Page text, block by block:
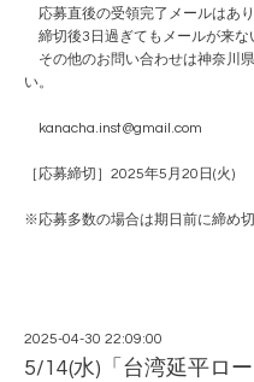
応募直後の受領完了メールはあ
締切後3日過ぎてもメールが来な
その他のお問い合わせは神奈川
い。
kanacha.inst@gmail.com
［応募締切］2025年5月20日(火)
※応募多数の場合は期日前に締め
2025-04-30 22:09:00
5/14(水)「台湾延平ロ